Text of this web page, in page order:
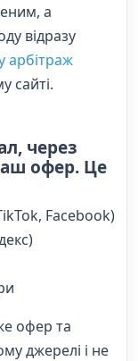
а
відразу
арбітраж
сайті.
через
офер. Це
Facebook)
офер та
джерелі і не